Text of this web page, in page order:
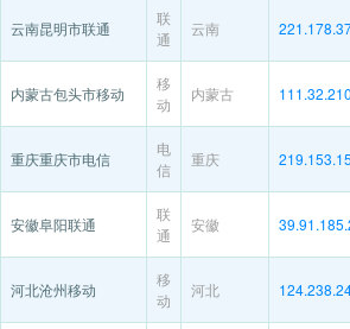
云南昆明市联通
联
通
云南
内蒙古包头市移动
移
动
内蒙古
重庆重庆市电信
电
信
重庆
安徽阜阳联通
联
通
安徽
河北沧州移动
移
动
河北